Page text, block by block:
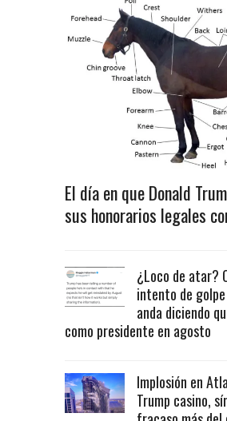
El día en que Donald
sus honorarios legales
¿Loco de atar?
intento de
anda diciendo
como presidente en agosto
Implosión en
Trump casino,